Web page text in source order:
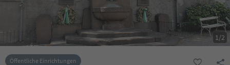
1/2
Öffentliche Einrichtungen